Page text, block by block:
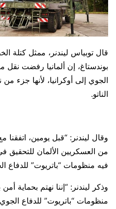
قال توبياس ليندنر، ممثل كتلة
بوندستاغ، إن ألمانيا رفضت نقل
الجوي إلى أوكرانيا، لأنها جزء
الناتو.
وقال ليندنر: “قبل يومين،
من العسكريين الألمان للتحقيق
فيه منظومات “باتريوت” للدفاع
وذكر ليندنر: “إننا نهتم بحماية
منظومات “باتريوت” للدفاع